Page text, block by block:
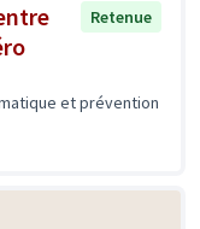
Retenue
et prévention